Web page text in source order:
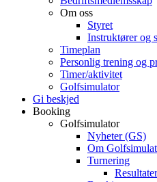
Om oss
Styret
Instruktører og
Timeplan
Personlig trening og
Timer/aktivitet
Golfsimulator
Gi beskjed
Booking
Golfsimulator
Nyheter (GS)
Om
Turnering
Resultater